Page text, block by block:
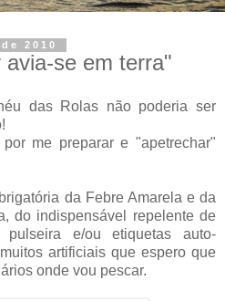
2010
se em terra"
das Rolas não poderia ser
me preparar e "apetrechar"
da Febre Amarela e da
do indispensável repelente de
e/ou etiquetas auto-
artificiais que espero que
onde vou pescar.